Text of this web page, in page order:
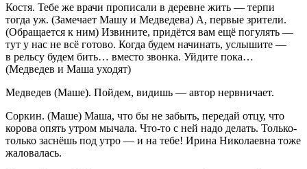
Костя. Тебе же врачи прописали в деревне жить — терпи
тогда уж. (Замечает Машу и Медведева) А, первые зрители.
(Обращается к ним) Извините, придётся вам ещё погулять —
тут у нас не всё готово. Когда будем начинать, услышите —
в рельсу будем бить… вместо звонка. Уйдите пока…
(Медведев и Маша уходят)
Медведев (Маше). Пойдем, видишь — автор нервничает.
Соркин. (Маше) Маша, что бы не забыть, передай отцу, что
корова опять утром мычала. Что-то с ней надо делать. Только-
только заснёшь под утро — и на тебе! Ирина Николаевна тоже
жаловалась.